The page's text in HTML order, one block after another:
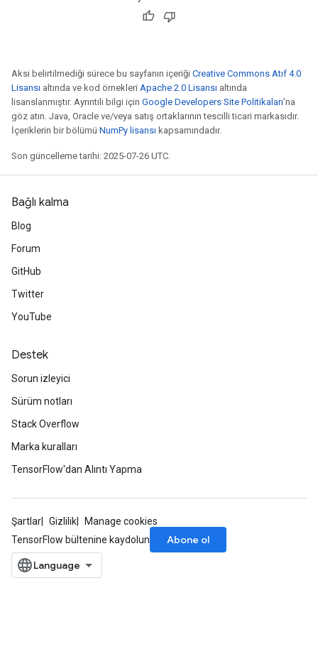
Aksi belirtilmediği sürece bu sayfanın içeriği Creative Commons Atıf 4.0
Lisansı altında ve kod örnekleri Apache 2.0 Lisansı altında
lisanslanmıştır. Ayrıntılı bilgi için Google Developers Site Politikaları'na
göz atın. Java, Oracle ve/veya satış ortaklarının tescilli ticari markasıdır.
İçeriklerin bir bölümü NumPy lisansı kapsamındadır.
Son güncelleme tarihi: 2025-07-26 UTC.
Bağlı kalma
Blog
Forum
GitHub
Twitter
YouTube
Destek
Sorun izleyici
Sürüm notları
Stack Overflow
Marka kuralları
TensorFlow'dan Alıntı Yapma
Şartlar Gizlilik
Manage cookies
TensorFlow bültenine kaydolun
Abone ol